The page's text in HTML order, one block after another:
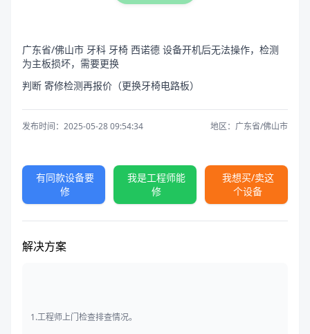
广东省/佛山市 牙科 牙椅 西诺德 设备开机后无法操作，检测
为主板损坏，需要更换
判断 寄修检测再报价（更换牙椅电路板）
发布时间：2025-05-28 09:54:34 地区：广东省/佛山市
有同款设备要
修
我是工程师能
修
我想买/卖这
个设备
解决方案
1.工程师上门检查排查情况。